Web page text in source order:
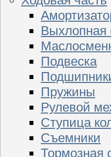
Выхлопная
Подвеска
Пружины
Рулевой
Ступица
Съемники
Тормозная